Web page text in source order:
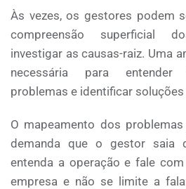
Às vezes, os gestores podem
compreensão superficial
investigar as causas-raiz. Uma
necessária para entender
problemas e identificar soluções
O mapeamento dos
demanda que o gestor saia
entenda a operação e fale
empresa e não se limite a